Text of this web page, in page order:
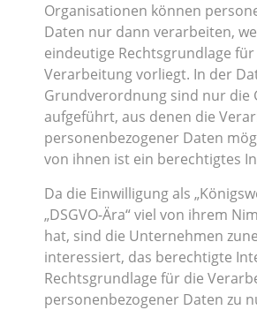
Organisationen können
Daten nur dann verarbeiten,
eindeutige Rechtsgrundlage
Verarbeitung vorliegt. In der
Grundverordnung sind nur die
aufgeführt, aus denen die
personenbezogener Daten
von ihnen ist ein berechtigtes
Da die Einwilligung als
„DSGVO-Ära“ viel von ihrem
hat, sind die Unternehmen
interessiert, das berechtigte
Rechtsgrundlage für die
personenbezogener Daten zu